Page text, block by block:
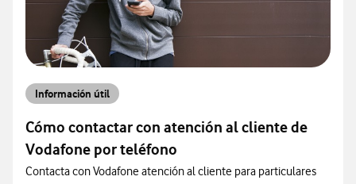
Información útil
Cómo contactar con atención al cliente de
Vodafone por teléfono
Contacta con Vodafone atención al cliente para particulares